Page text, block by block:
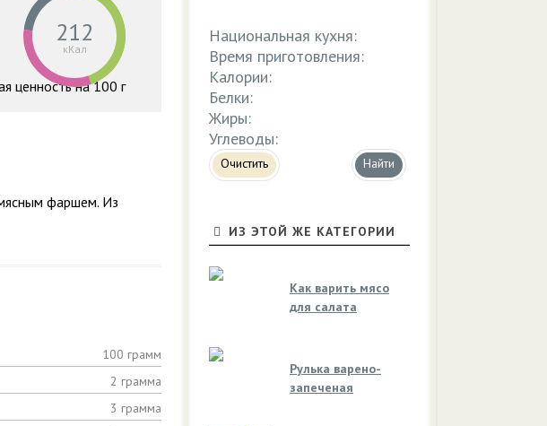
212
кКал
ценность на 100 г
фаршем. Из
100 грамм
2 грамма
3 грамма
Национальная кухня:
Время приготовления:
Калории:
Белки:
Жиры:
Углеводы:
Очистить
ИЗ ЭТОЙ ЖЕ КАТЕГОРИИ
Как варить мясо
для салата
Рулька варено-
запеченая